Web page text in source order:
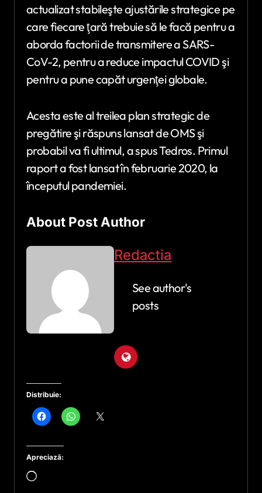
actualizat stabileşte ajustările strategice pe
care fiecare ţară trebuie să le facă pentru a
aborda factorii de transmitere a SARS-
CoV-2, pentru a reduce impactul COVID şi
pentru a pune capăt urgenţei globale.
Acesta este al treilea plan strategic de
pregătire şi răspuns lansat de OMS şi
probabil va fi ultimul, a spus Tedros. Primul
raport a fost lansat în februarie 2020, la
începutul pandemiei.
About Post Author
Redactia
See author's
posts
Distribuie:
Apreciază:
Încarc...